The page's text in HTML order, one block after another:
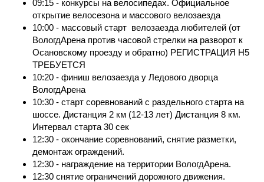
09:15 - конкурсы на велосипедах. Официальное
открытие велосезона и массового велозаезда
10:00 - массовый старт велозаезда любителей (от
ВологдАрена против часовой стрелки на разворот к
Осановскому проезду и обратно) РЕГИСТРАЦИЯ Н5
ТРЕБУЕТСЯ
10:20 - финиш велозаезда у Ледового дворца
ВологдАрена
10:30 - старт соревнований с раздельного старта на
шоссе. Дистанция 2 км (12-13 лет) Дистанция 8 км.
Интервал старта 30 сек
12:30 - окончание соревнований, снятие разметки,
демонтаж ограждений.
12:30 - награждение на территории ВологдАрена.
12:30 снятие ограничений дорожного движения.